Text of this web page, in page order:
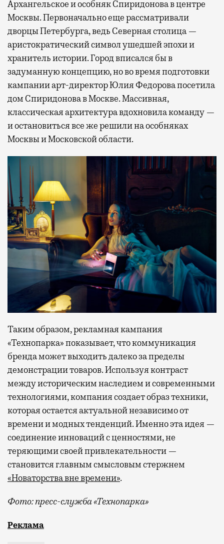
Архангельское и особняк Спиридонова в центре
Москвы. Первоначально еще рассматривали
дворцы Петербурга, ведь Северная столица —
аристократический символ ушедшей эпохи и
хранитель истории. Город вписался бы в
задуманную концепцию, но во время подготовки
кампании арт-директор Юлия Федорова посетила
дом Спиридонова в Москве. Массивная,
классическая архитектура вдохновила команду —
и остановиться все же решили на особняках
Москвы и Московской области.
Таким образом, рекламная кампания
«Технопарка» показывает, что коммуникация
бренда может выходить далеко за пределы
демонстрации товаров. Используя контраст
между историческим наследием и современными
технологиями, компания создает образ техники,
которая остается актуальной независимо от
времени и модных тенденций. Именно эта идея —
соединение инноваций с ценностями, не
теряющими своей привлекательности —
становится главным смысловым стержнем
«Новаторства вне времени».
Фото: пресс-служба «Технопарка»
Рекламные кампании техники редко выходят за
Реклама